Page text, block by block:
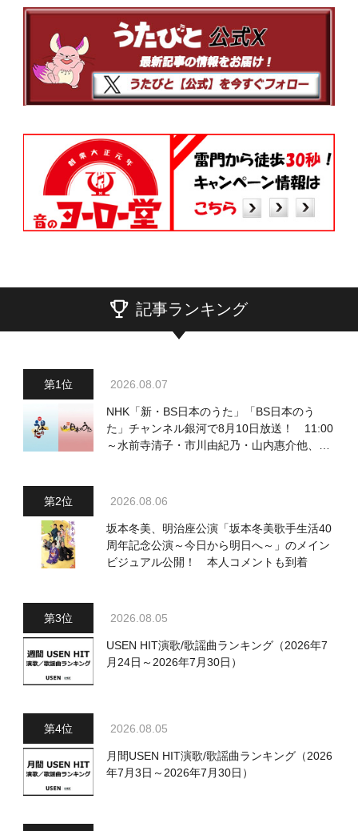
記事ランキング
2026.08.07
NHK「新・BS日本のうた」「BS日本のう
た」チャンネル銀河で8月10日放送！ 11:00
～水前寺清子・市川由紀乃・山内惠介他、
2026.08.06
坂本冬美、明治座公演「坂本冬美歌手生活40
周年記念公演～今日から明日へ～」のメイン
ビジュアル公開！ 本人コメントも到着
2026.08.05
USEN HIT演歌/歌謡曲ランキング（2026年7
月24日～2026年7月30日）
2026.08.05
月間USEN HIT演歌/歌謡曲ランキング（2026
年7月3日～2026年7月30日）